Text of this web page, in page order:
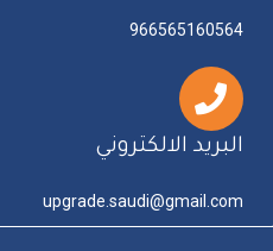
966565160564
البريد الالكتروني
upgrade.saudi@gmail.com